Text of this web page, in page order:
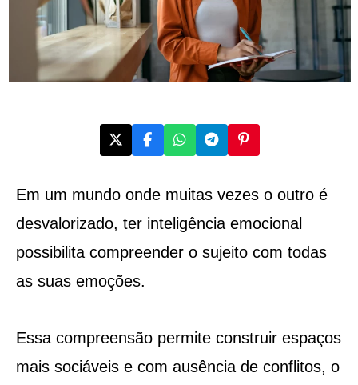
Em um mundo onde muitas vezes o outro é
desvalorizado, ter inteligência emocional
possibilita compreender o sujeito com todas
as suas emoções.
Essa compreensão permite construir espaços
mais sociáveis e com ausência de conflitos, o